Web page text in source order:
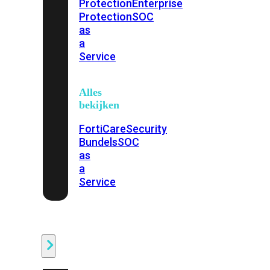
ProtectionEnterprise
ProtectionSOC
as
a
Service
Alles
bekijken
FortiCareSecurity
BundelsSOC
as
a
Service